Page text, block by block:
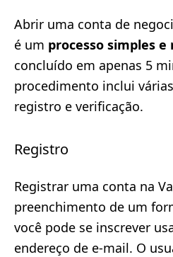
Abrir uma conta de
é um processo simples e
concluído em apenas 5
procedimento inclui
registro e verificação.
Registro
Registrar uma conta na
preenchimento de um
você pode se inscrever
endereço de e-mail. O